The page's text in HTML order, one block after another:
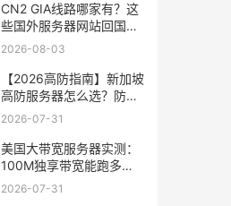
CN2 GIA线路哪家有？这
些国外服务器网站回国线
路最优化
2026-08-03
【2026高防指南】新加坡
高防服务器怎么选？防御
能力与线路性价比排行
2026-07-31
美国大带宽服务器实测：
100M独享带宽能跑多
少？附测试IP验证方法
2026-07-31